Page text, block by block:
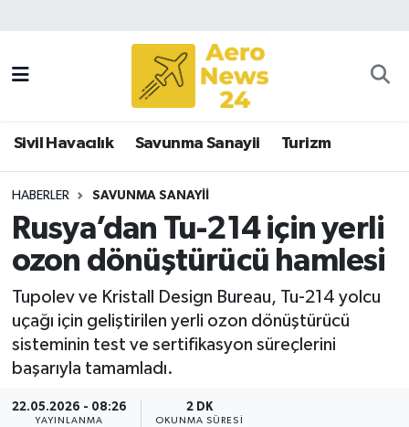
Sivil Havacılık Savunma Sanayii Turizm
HABERLER SAVUNMA SANAYII
Rusya’dan Tu-214 için yerli
ozon dönüştürücü hamlesi
Tupolev ve Kristall Design Bureau, Tu-214 yolcu
uçağı için geliştirilen yerli ozon dönüştürücü
sisteminin test ve sertifikasyon süreçlerini
başarıyla tamamladı.
22.05.2026 - 08:26
YAYINLANMA
2 DK
OKUNMA SÜRESI